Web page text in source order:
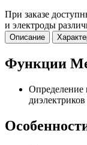
При заказе
и электроды
Описание
Функции
Определение
диэлектриков